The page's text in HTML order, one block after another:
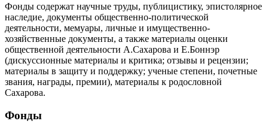
Фонды содержат научные труды, публицистику, эпистолярное
наследие, документы общественно-политической
деятельности, мемуары, личные и имущественно-
хозяйственные документы, а также материалы оценки
общественной деятельности А.Сахарова и Е.Боннэр
(дискуссионные материалы и критика; отзывы и рецензии;
материалы в защиту и поддержку; ученые степени, почетные
звания, награды, премии), материалы к родословной
Сахарова.
Фонды